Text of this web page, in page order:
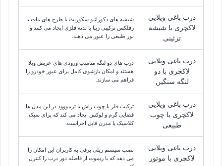
درب باغی ویلایی
لاکچری با شیشه
تزئینی
شیشه های دکوراتیو سکوریت با طرح های مات یا
رفلکس ترکیبی زیبا با بدنه فلزی ایجاد می کنند و
نور طبیعی را عبور می دهند.
درب باغی ویلایی
لاکچری با دو
لنگه سنگین
درب های دو لنگه مناسب ورودی های عریض ویلا
هستند و امکان بازشوی کامل برای عبور خودرو را
فراهم می سازند.
درب باغی ویلایی
لاکچری با چوب
طبیعی
ترکیب فلز با چوب راش یا ترمووود در این مدل ها
فضایی گرم و لوکس ایجاد می کند که برای سبک
کلاسیک یا مدرن قابل اجراست.
درب باغی ویلایی
لاکچری با موتور
نصب سیستم ریلی برقی به کاربران این امکان را
می دهد که با ریموت از فاصله دور درب را کنترل